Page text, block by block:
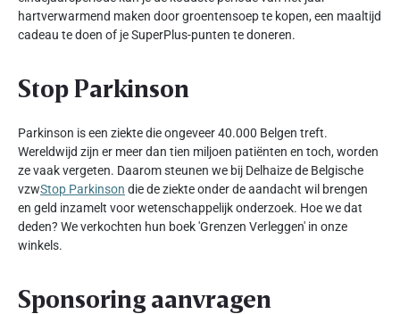
hartverwarmend maken door groentensoep te kopen, een maaltijd
cadeau te doen of je SuperPlus-punten te doneren.
Stop Parkinson
Parkinson is een ziekte die ongeveer 40.000 Belgen treft.
Wereldwijd zijn er meer dan tien miljoen patiënten en toch, worden
ze vaak vergeten. Daarom steunen we bij Delhaize de Belgische
vzwStop Parkinson die de ziekte onder de aandacht wil brengen
en geld inzamelt voor wetenschappelijk onderzoek. Hoe we dat
deden? We verkochten hun boek 'Grenzen Verleggen' in onze
winkels.
Sponsoring aanvragen